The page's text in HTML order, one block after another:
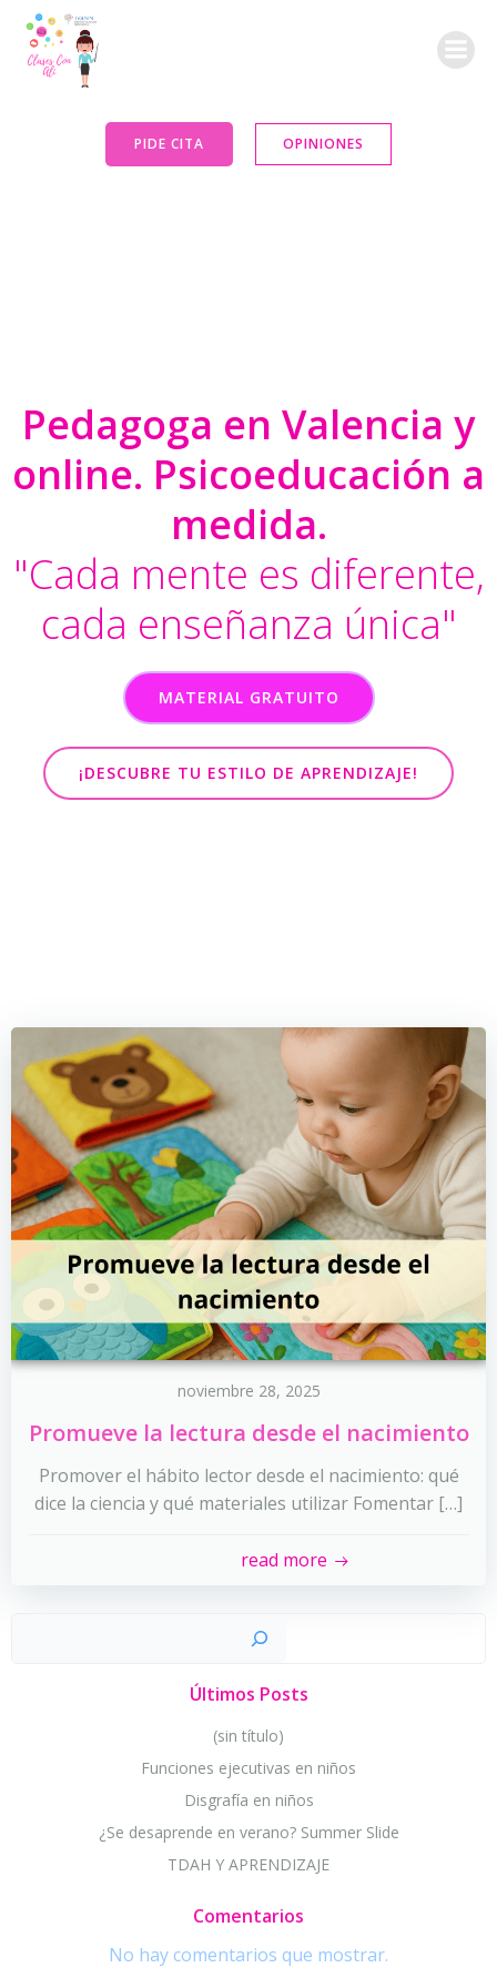
PIDE CITA OPINIONES
Pedagoga en Valencia y
online. Psicoeducación a
medida.
"Cada mente es diferente,
cada enseñanza única"
MATERIAL GRATUITO
¡DESCUBRE TU ESTILO DE APRENDIZAJE!
noviembre 28, 2025
Promueve la lectura desde el nacimiento
Promover el hábito lector desde el nacimiento: qué
dice la ciencia y qué materiales utilizar Fomentar […]
read more
Últimos Posts
(sin título)
Funciones ejecutivas en niños
Disgrafía en niños
¿Se desaprende en verano? Summer Slide
TDAH Y APRENDIZAJE
Comentarios
No hay comentarios que mostrar.